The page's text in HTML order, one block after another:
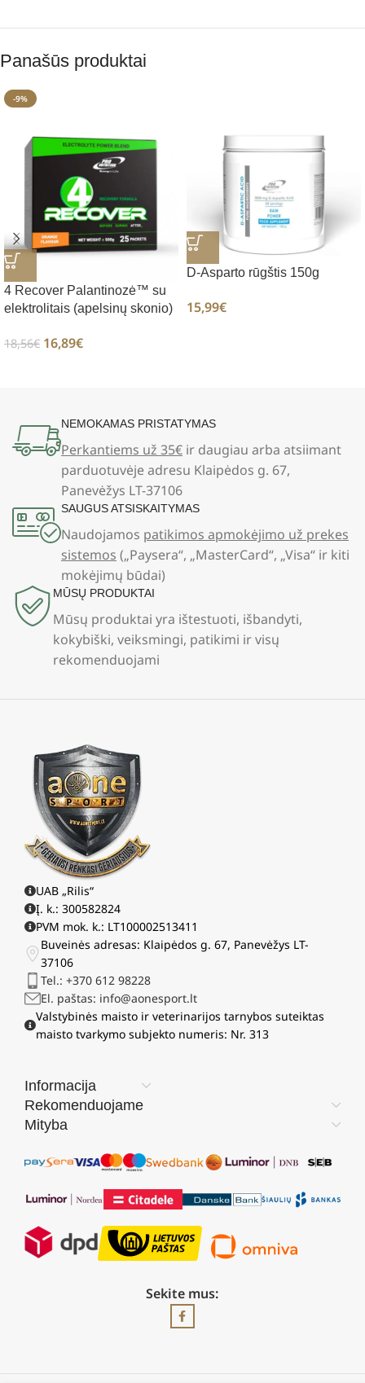
Panašūs produktai
-9%
4 Recover Palantinozė™ su
elektrolitais (apelsinų skonio)
18,56€ 16,89€
D-Asparto rūgštis 150g
15,99€
NEMOKAMAS PRISTATYMAS
Perkantiems už 35€ ir daugiau arba atsiimant
parduotuvėje adresu Klaipėdos g. 67,
Panevėžys LT-37106
SAUGUS ATSISKAITYMAS
Naudojamos patikimos apmokėjimo už prekes
sistemos („Paysera“, „MasterCard“, „Visa“ ir kiti
mokėjimų būdai)
MŪSŲ PRODUKTAI
Mūsų produktai yra ištestuoti, išbandyti,
kokybiški, veiksmingi, patikimi ir visų
rekomenduojami
UAB „Rilis“
Į. k.: 300582824
PVM mok. k.: LT100002513411
Buveinės adresas: Klaipėdos g. 67, Panevėžys LT-
37106
Tel.: +370 612 98228
El. paštas: info@aonesport.lt
Valstybinės maisto ir veterinarijos tarnybos suteiktas
maisto tvarkymo subjekto numeris: Nr. 313
Informacija
Rekomenduojame
Mityba
Sekite mus: